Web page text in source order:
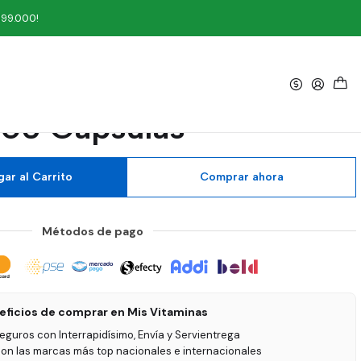
Healthy America
60 Cápsulas
al Carrito Comprar ahora
Métodos de pago
de comprar en Mis Vitaminas
con Interrapidísimo, Envía y Servientrega
las marcas más top nacionales e internacionales